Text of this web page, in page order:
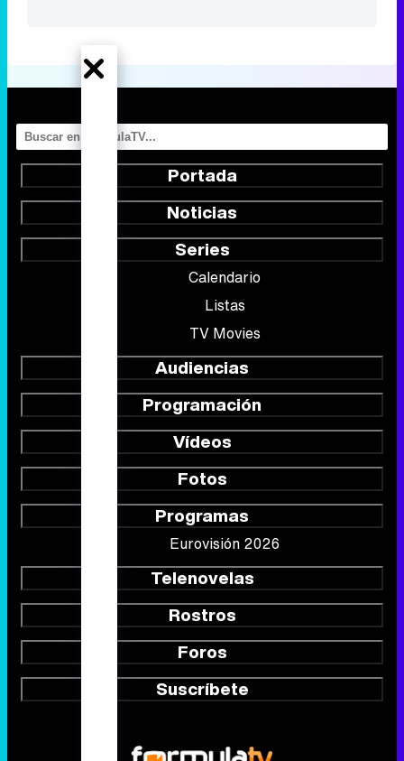
Portada
Noticias
Series
Calendario
Listas
TV Movies
Audiencias
Programación
Vídeos
Fotos
Programas
Eurovisión 2026
Telenovelas
Rostros
Foros
Suscríbete